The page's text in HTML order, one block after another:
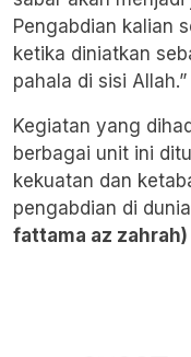
Pengabdian kalian
ketika diniatkan
pahala di sisi Allah.”
Kegiatan yang
berbagai unit ini
kekuatan dan
pengabdian di
fattama az zahrah)